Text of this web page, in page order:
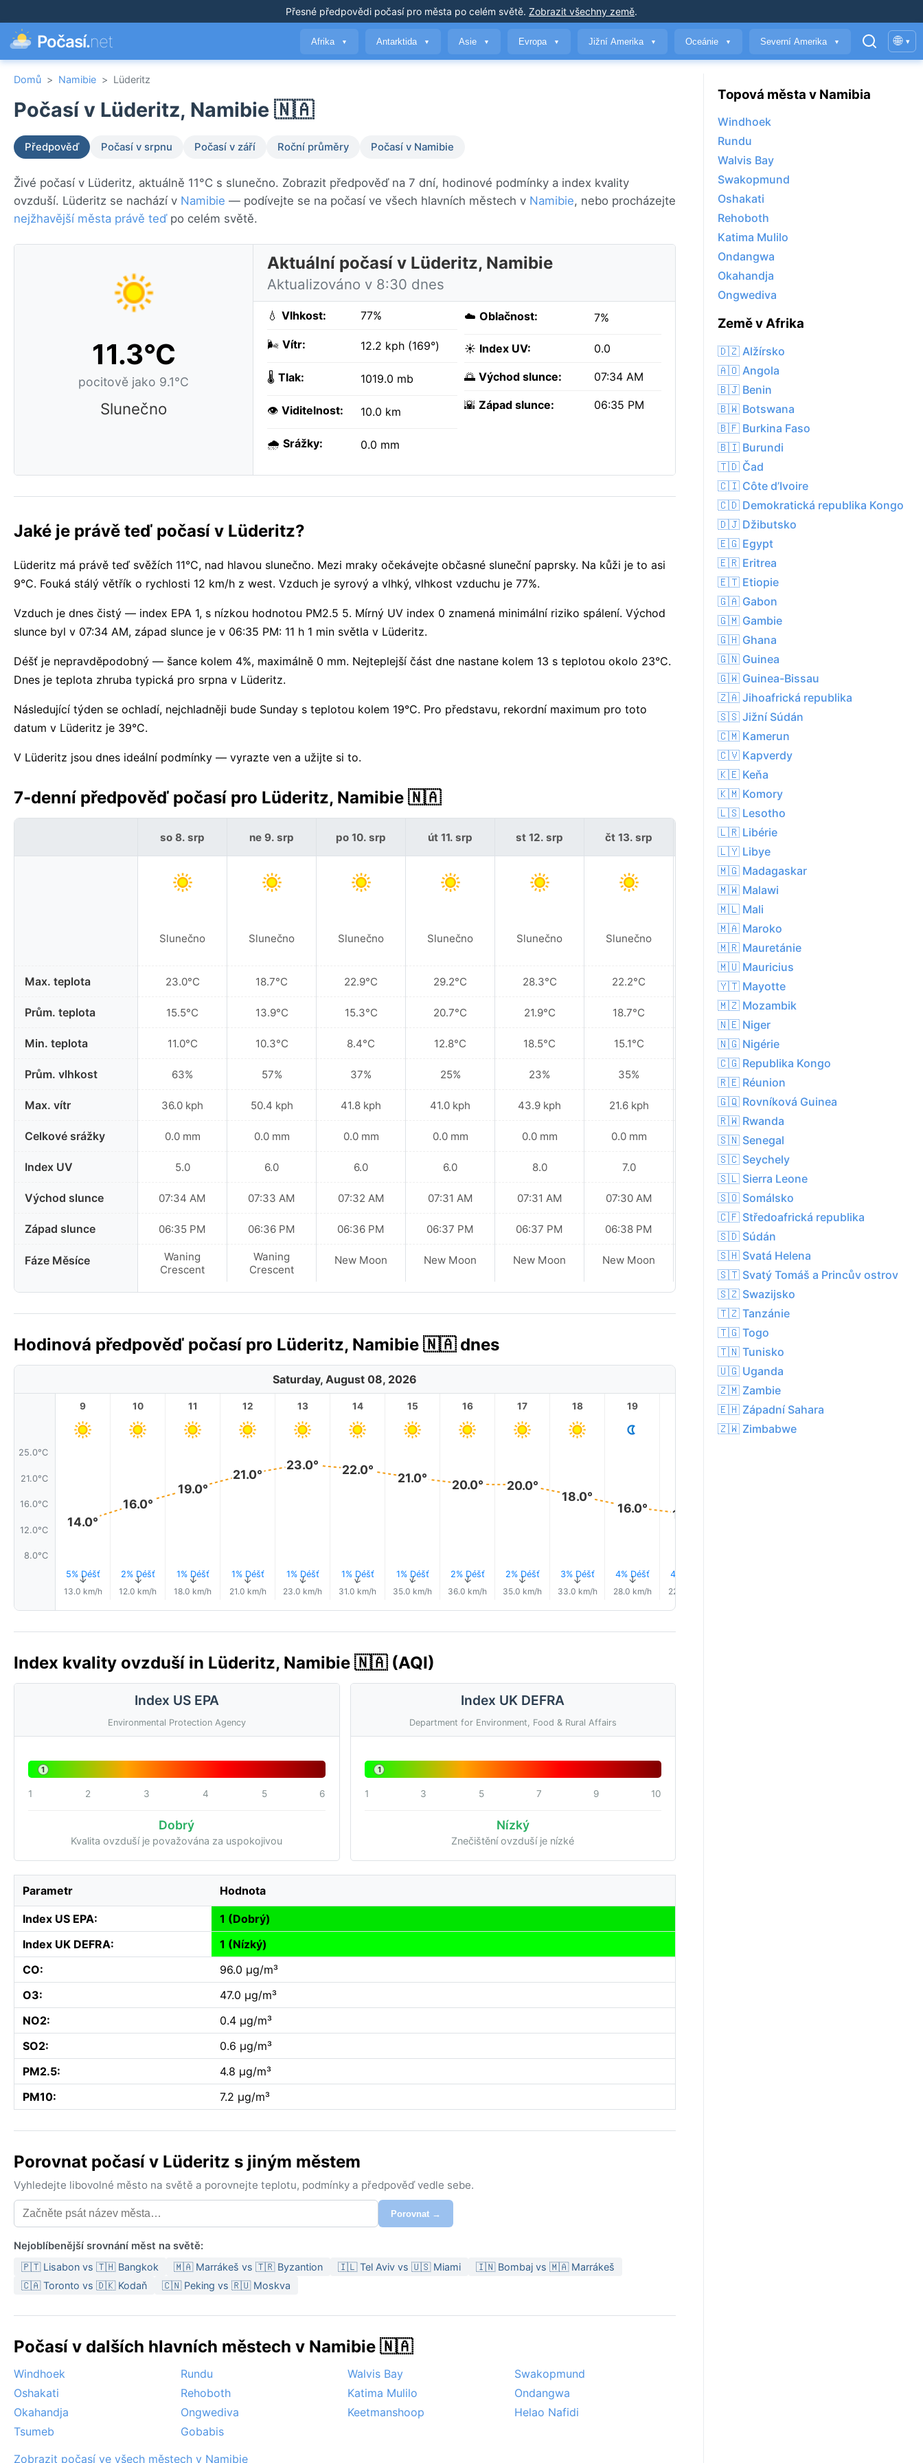
Přesné předpovědi počasípro města po celém světě. Zobrazit všechny země.
Počasí.net Afrika ▼ Antarktida ▼ Asie ▼ Evropa ▼ Jižní Amerika ▼ Oceánie ▼ Severní Amerika ▼ 🌐 ▾
Domů > Namibie > Lüderitz
Počasí v Lüderitz, Namibie 🇳🇦
Předpověď Počasí v srpnu Počasí v září Roční průměry Počasí v Namibie
Živé počasí v Lüderitz, aktuálně 11°C s slunečno. Zobrazit předpověď na 7 dní, hodinové podmínky a index kvality
ovzduší. Lüderitz se nachází v Namibie — podívejte se na počasí ve všech hlavních městech v Namibie, nebo procházejte
nejžhavější města právě teďpo celém světě.
11.3°C
pocitově jako 9.1°C
Slunečno
Aktuální počasí v Lüderitz, Namibie
Aktualizováno v 8:30 dnes
💧 Vlhkost: 77%
🌬️ Vítr: 12.2 kph (169°)
🌡️ Tlak: 1019.0 mb
👁️ Viditelnost: 10.0 km
🌧️ Srážky: 0.0 mm
☁️ Oblačnost: 7%
☀️ Index UV: 0.0
🌅 Východ slunce: 07:34 AM
🌇 Západ slunce: 06:35 PM
Jaké je právě teď počasí v Lüderitz?
Lüderitz má právě teď svěžích 11°C, nad hlavou slunečno. Mezi mraky očekávejte občasné sluneční paprsky. Na kůži je to asi
9°C. Fouká stálý větřík o rychlosti 12 km/h z west. Vzduch je syrový a vlhký, vlhkost vzduchu je 77%.
Vzduch je dnes čistý — index EPA 1, s nízkou hodnotou PM2.5 5. Mírný UV index 0 znamená minimální riziko spálení. Východ
slunce byl v 07:34 AM, západ slunce je v 06:35 PM: 11 h 1 min světla v Lüderitz.
Déšť je nepravděpodobný — šance kolem 4%, maximálně 0 mm. Nejteplejší část dne nastane kolem 13 s teplotou okolo 23°C.
Dnes je teplota zhruba typická pro srpna v Lüderitz.
Následující týden se ochladí, nejchladněji bude Sunday s teplotou kolem 19°C. Pro představu, rekordní maximum pro toto
datum v Lüderitz je 39°C.
V Lüderitz jsou dnes ideální podmínky — vyrazte ven a užijte si to.
7-denní předpověď počasí pro Lüderitz, Namibie 🇳🇦
Max. teplota
Prům. teplota
Min. teplota
Prům. vlhkost
Max. vítr
Celkové srážky
Index UV
Východ slunce
Západ slunce
Fáze Měsíce
so 8. srp
Slunečno
23.0°C
15.5°C
11.0°C
63%
36.0 kph
0.0 mm
5.0
07:34 AM
06:35 PM
Waning
Crescent
ne 9. srp
Slunečno
18.7°C
13.9°C
10.3°C
57%
50.4 kph
0.0 mm
6.0
07:33 AM
06:36 PM
Waning
Crescent
po 10. srp
Slunečno
22.9°C
15.3°C
8.4°C
37%
41.8 kph
0.0 mm
6.0
07:32 AM
06:36 PM
New Moon
út 11. srp
Slunečno
29.2°C
20.7°C
12.8°C
25%
41.0 kph
0.0 mm
6.0
07:31 AM
06:37 PM
New Moon
st 12. srp
Slunečno
28.3°C
21.9°C
18.5°C
23%
43.9 kph
0.0 mm
8.0
07:31 AM
06:37 PM
New Moon
čt 13. srp
Slunečno
22.2°C
18.7°C
15.1°C
35%
21.6 kph
0.0 mm
7.0
07:30 AM
06:38 PM
New Moon
pá 14. srp
19.5°C
15.5°C
12.7°C
60%
16.9 kph
0.0 mm
6.0
07:29 AM
06:38 PM
Waxing
Crescent
Hodinová předpověď počasí pro Lüderitz, Namibie 🇳🇦 dnes
Saturday, August 08, 2026
25.0°C
21.0°C
16.0°C
12.0°C
8.0°C
9
14.0°
5% Déšť
↑
13.0 km/h
10
16.0°
2% Déšť
↑
12.0 km/h
11
19.0°
1% Déšť
↑
18.0 km/h
12
21.0°
1% Déšť
↑
21.0 km/h
13
23.0°
1% Déšť
↑
23.0 km/h
14
22.0°
1% Déšť
↑
31.0 km/h
15
21.0°
1% Déšť
↑
35.0 km/h
16
20.0°
2% Déšť
↑
36.0 km/h
17
20.0°
2% Déšť
↑
35.0 km/h
18
18.0°
3% Déšť
↑
33.0 km/h
19
16.0°
4% Déšť
↑
28.0 km/h
15.0°
4% Déšť
22.0 km/h
21 22
Index kvality ovzduší in Lüderitz, Namibie 🇳🇦 (AQI)
Index US EPA
Environmental Protection Agency
1
1 2 3 4 5 6
Dobrý
Kvalita ovzduší je považována za uspokojivou
Index UK DEFRA
Department for Environment, Food & Rural Affairs
1
1 3 5 7 9 10
Nízký
Znečištění ovzduší je nízké
Parametr Hodnota
Index US EPA:
1 (Dobrý)
Index UK DEFRA:
1 (Nízký)
CO:
96.0 µg/m³
O3:
47.0 µg/m³
NO2:
0.4 µg/m³
SO2:
0.6 µg/m³
PM2.5:
4.8 µg/m³
PM10:
7.2 µg/m³
Porovnat počasí v Lüderitz s jiným městem
Vyhledejte libovolné město na světě a porovnejte teplotu, podmínky a předpověď vedle sebe.
Porovnat →
Nejoblíbenější srovnání měst na světě:
🇵🇹 Lisabon vs 🇹🇭 Bangkok 🇲🇦 Marrákeš vs 🇹🇷 Byzantion 🇮🇱 Tel Aviv vs 🇺🇸 Miami
🇮🇳 Bombaj vs 🇲🇦 Marrákeš
🇨🇦 Toronto vs 🇩🇰 Kodaň
🇨🇳 Peking vs 🇷🇺 Moskva
Počasí v dalších hlavních městech v Namibie 🇳🇦
Windhoek Rundu Walvis Bay
Swakopmund
Oshakati
Rehoboth Katima Mulilo
Ondangwa
Okahandja
Ongwediva Keetmanshoop
Helao Nafidi
Tsumeb
Gobabis
Zobrazit počasí ve všech městech v Namibie
Topová města v Namibia
Windhoek
Rundu
Walvis Bay
Swakopmund
Oshakati
Rehoboth
Katima Mulilo
Ondangwa
Okahandja
Ongwediva
Země v Afrika
🇩🇿 Alžírsko
🇦🇴 Angola
🇧🇯 Benin
🇧🇼 Botswana
🇧🇫 Burkina Faso
🇧🇮 Burundi
🇹🇩 Čad
🇨🇮 Côte d’Ivoire
🇨🇩 Demokratická republika Kongo
🇩🇯 Džibutsko
🇪🇬 Egypt
🇪🇷 Eritrea
🇪🇹 Etiopie
🇬🇦 Gabon
🇬🇲 Gambie
🇬🇭 Ghana
🇬🇳 Guinea
🇬🇼 Guinea-Bissau
🇿🇦 Jihoafrická republika
🇸🇸 Jižní Súdán
🇨🇲 Kamerun
🇨🇻 Kapverdy
🇰🇪 Keňa
🇰🇲 Komory
🇱🇸 Lesotho
🇱🇷 Libérie
🇱🇾 Libye
🇲🇬 Madagaskar
🇲🇼 Malawi
🇲🇱 Mali
🇲🇦 Maroko
🇲🇷 Mauretánie
🇲🇺 Mauricius
🇾🇹 Mayotte
🇲🇿 Mozambik
🇳🇪 Niger
🇳🇬 Nigérie
🇨🇬 Republika Kongo
🇷🇪 Réunion
🇬🇶 Rovníková Guinea
🇷🇼 Rwanda
🇸🇳 Senegal
🇸🇨 Seychely
🇸🇱 Sierra Leone
🇸🇴 Somálsko
🇨🇫 Středoafrická republika
🇸🇩 Súdán
🇸🇭 Svatá Helena
🇸🇹 Svatý Tomáš a Princův ostrov
🇸🇿 Swazijsko
🇹🇿 Tanzánie
🇹🇬 Togo
🇹🇳 Tunisko
🇺🇬 Uganda
🇿🇲 Zambie
🇪🇭 Západní Sahara
🇿🇼 Zimbabwe